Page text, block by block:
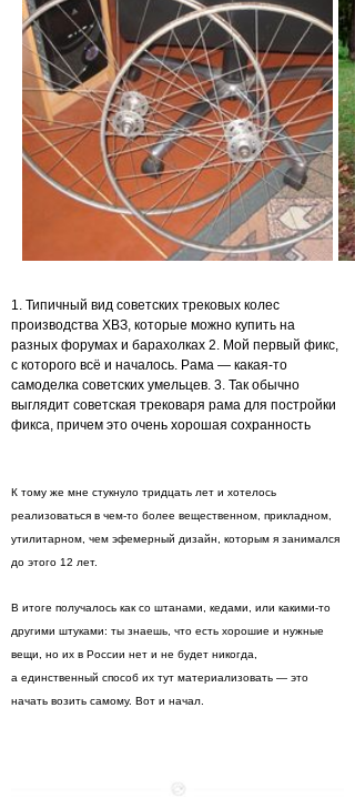
1. Типичный вид советских трековых колес
производства ХВЗ, которые можно купить на
разных форумах и барахолках 2. Мой первый фикс,
с которого всё и началось. Рама — какая-то
самоделка советских умельцев. 3. Так обычно
выглядит советская трековаря рама для постройки
фикса, причем это очень хорошая сохранность
К тому же мне стукнуло тридцать лет и хотелось
реализоваться в чем-то более вещественном, прикладном,
утилитарном, чем эфемерный дизайн, которым я занимался
до этого 12 лет.
В итоге получалось как со штанами, кедами, или какими-то
другими штуками: ты знаешь, что есть хорошие и нужные
вещи, но их в России нет и не будет никогда,
а единственный способ их тут материализовать — это
начать возить самому. Вот и начал.